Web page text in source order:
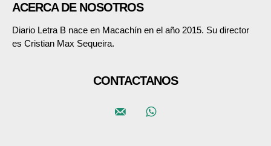
ACERCA DE NOSOTROS
Diario Letra B nace en Macachín en el año 2015. Su director
es Cristian Max Sequeira.
CONTACTANOS